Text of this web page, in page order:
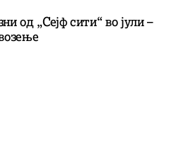
од „Сејф сити“ во јули –